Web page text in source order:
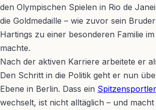
den Olympischen Spielen in Rio de
die Goldmedaille – wie zuvor sein
Hartings zu einer besonderen Familie
machte.
Nach der aktiven Karriere arbeitete er
Den Schritt in die Politik geht er nun
Ebene in Berlin. Dass ein Spitzensportler
wechselt, ist nicht alltäglich – und macht